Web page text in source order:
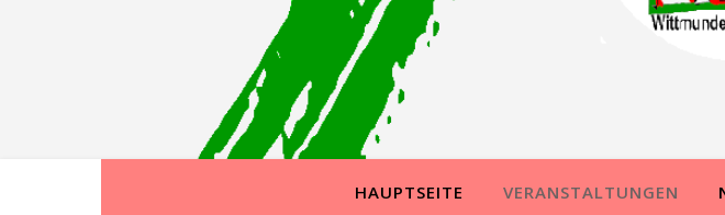
HAUPTSEITE VERANSTALTUNGEN